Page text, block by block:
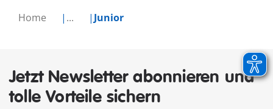
Home ... Junior
Jetzt Newsletter abonnieren und
tolle Vorteile sichern